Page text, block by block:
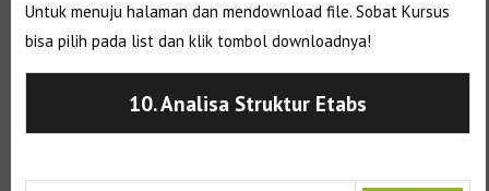
Untuk menuju halaman dan mendownload file. Sobat Kursus
bisa pilih pada list dan klik tombol downloadnya!
10. Analisa Struktur Etabs